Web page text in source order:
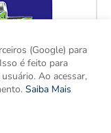
(Google) para
é feito para
Ao acessar,
Saiba Mais